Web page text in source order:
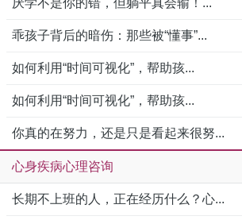
乖孩子背后的暗伤：那些被“懂事”...
如何利用“时间可视化”，帮助孩...
如何利用“时间可视化”，帮助孩...
你真的在努力，还是只是看起来很努...
心身疾病心理咨询
长期不上班的人，正在经历什么？心...